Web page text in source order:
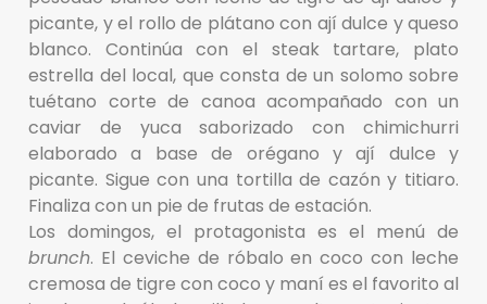
picante, y el rollo de plátano con ají dulce y queso
blanco. Continúa con el steak tartare, plato
estrella del local, que consta de un solomo sobre
tuétano corte de canoa acompañado con un
caviar de yuca saborizado con chimichurri
elaborado a base de orégano y ají dulce y
picante. Sigue con una tortilla de cazón y titiaro.
Finaliza con un pie de frutas de estación.
Los domingos, el protagonista es el menú de
brunch. El ceviche de róbalo en coco con leche
cremosa de tigre con coco y maní es el favorito al